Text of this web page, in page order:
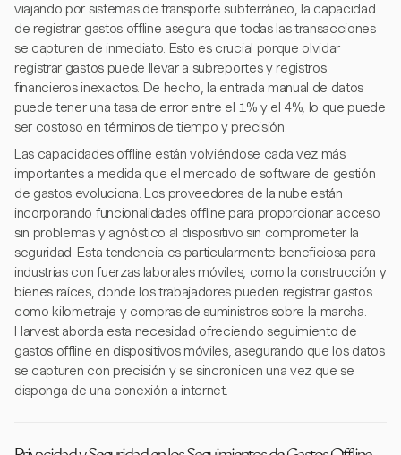
viajando por sistemas de transporte subterráneo, la capacidad
de registrar gastos offline asegura que todas las transacciones
se capturen de inmediato. Esto es crucial porque olvidar
registrar gastos puede llevar a subreportes y registros
financieros inexactos. De hecho, la entrada manual de datos
puede tener una tasa de error entre el 1% y el 4%, lo que puede
ser costoso en términos de tiempo y precisión.
Las capacidades offline están volviéndose cada vez más
importantes a medida que el mercado de software de gestión
de gastos evoluciona. Los proveedores de la nube están
incorporando funcionalidades offline para proporcionar acceso
sin problemas y agnóstico al dispositivo sin comprometer la
seguridad. Esta tendencia es particularmente beneficiosa para
industrias con fuerzas laborales móviles, como la construcción y
bienes raíces, donde los trabajadores pueden registrar gastos
como kilometraje y compras de suministros sobre la marcha.
Harvest aborda esta necesidad ofreciendo seguimiento de
gastos offline en dispositivos móviles, asegurando que los datos
se capturen con precisión y se sincronicen una vez que se
disponga de una conexión a internet.